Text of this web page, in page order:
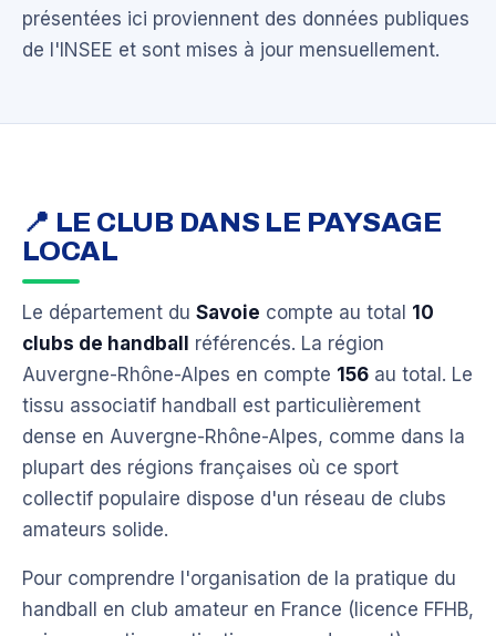
présentées ici proviennent des données publiques
de l'INSEE et sont mises à jour mensuellement.
📍 LE CLUB DANS LE PAYSAGE
LOCAL
Le département du Savoie compte au total 10
clubs de handball
référencés. La région
Auvergne-Rhône-Alpes en compte 156 au total. Le
tissu associatif handball est particulièrement
dense en Auvergne-Rhône-Alpes, comme dans la
plupart des régions françaises où ce sport
collectif populaire dispose d'un réseau de clubs
amateurs solide.
Pour comprendre l'organisation de la pratique du
handball en club amateur en France (licence FFHB,